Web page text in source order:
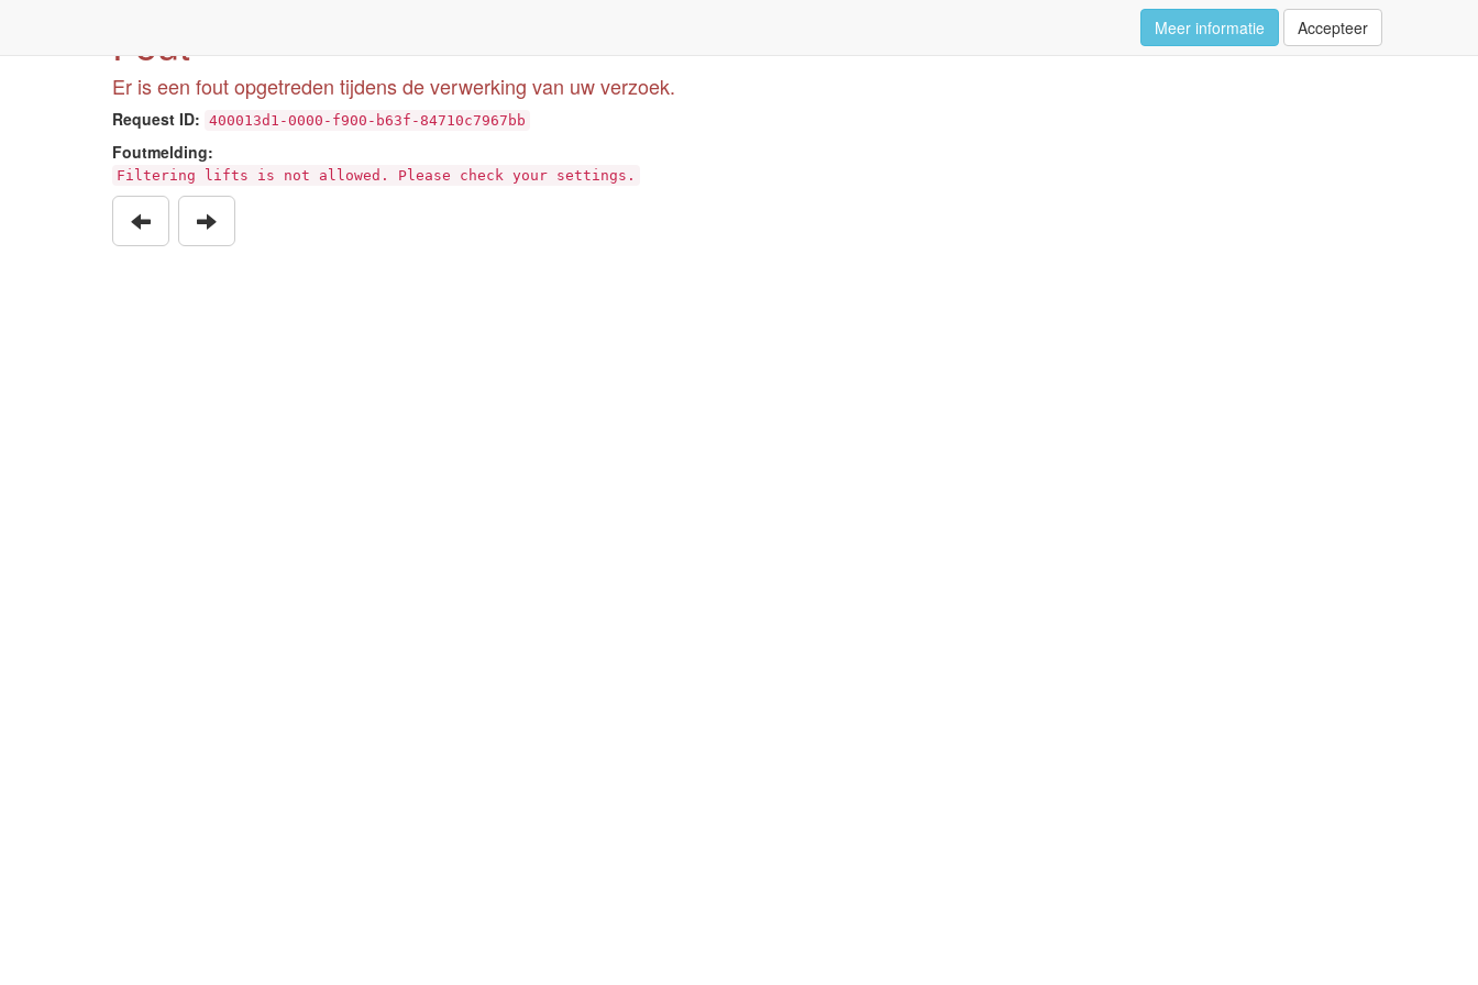
Meer informatie Accepteer
Fout
Er is een fout opgetreden tijdens de verwerking van uw verzoek.
Request ID: 400013d1-0000-f900-b63f-84710c7967bb
Foutmelding:
Filtering lifts is not allowed. Please check your settings.